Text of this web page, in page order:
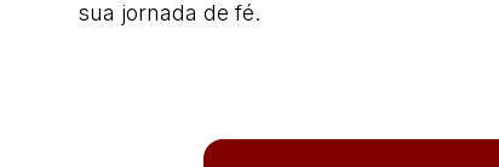
sua jornada de fé.